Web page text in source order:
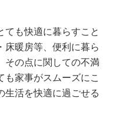
ても快適に暮らすこと
床暖房等、便利に暮ら
その点に関しての不満
家事がスムーズにこ
生活を快適に過ごせる